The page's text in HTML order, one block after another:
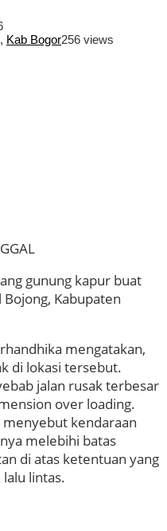
, Kab Bogor256 views
gunung kapur buat
Kabupaten
mengatakan,
di lokasi tersebut.
jalan rusak terbesar
over loading.
menyebut kendaraan
melebihi batas
di atas ketentuan yang
lintas.